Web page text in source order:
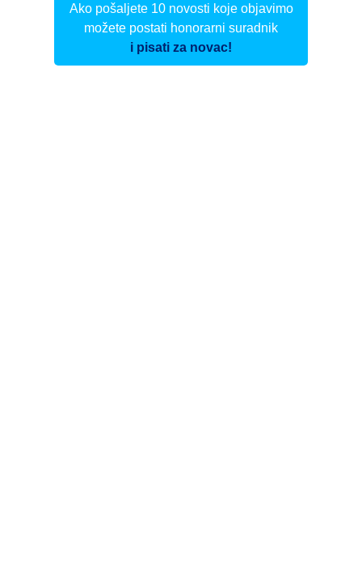
Ako pošaljete 10 novosti koje objavimo
možete postati honorarni suradnik
i pisati za novac!